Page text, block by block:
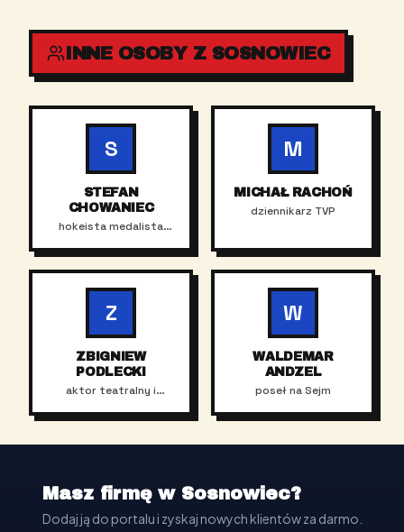
INNE OSOBY Z SOSNOWIEC
S
STEFAN
CHOWANIEC
hokeista medalista
M
MICHAŁ RACHOŃ
dziennikarz TVP
Z
ZBIGNIEW
PODLECKI
aktor teatralny i
W
WALDEMAR
ANDZEL
poseł na Sejm
Masz firmę w Sosnowiec?
Dodaj ją do portalu i zyskaj nowych klientów za darmo.